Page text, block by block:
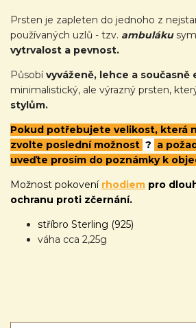
Prsten je zapleten do jednoho z
používaných uzlů - tzv. ambuláku
vytrvalost a pevnost.
Působívyváženě, lehce a současně
minimalistický, ale výrazný prsten,
stylům.
Pokud potřebujete velikost, která
zvolte poslední možnost ? a
uveďte prosím do poznámky k
Možnost pokovení rhodiem pro
ochranu proti zčernání.
stříbro Sterling (925)
váha cca 2,25g